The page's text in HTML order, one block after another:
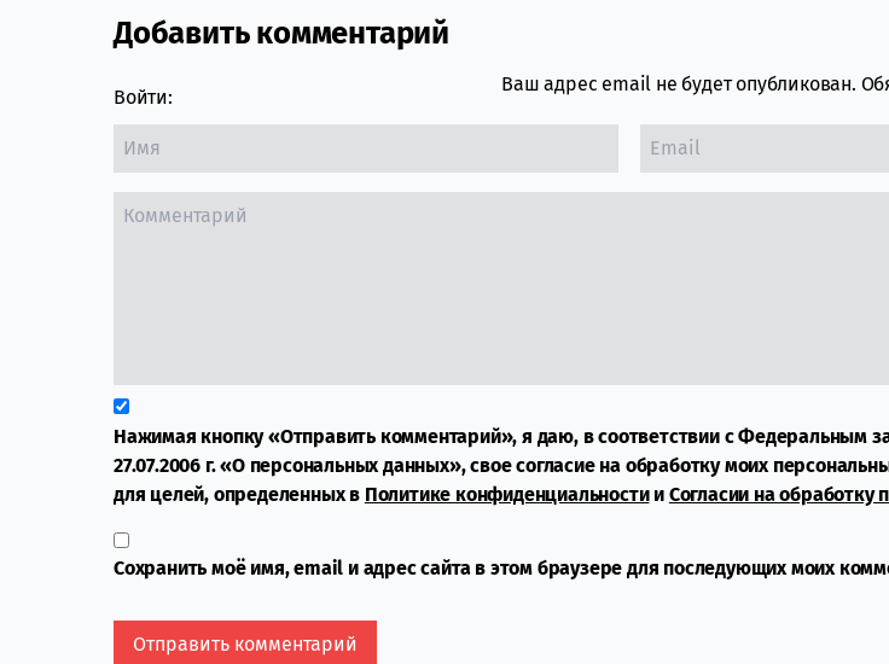
Comment section
Добавить комментарий
Войти:
Ваш адрес email не будет опубликован.
Нажимая кнопку «Отправить комментарий», я даю, в соответствии с Федеральным
27.07.2006 г. «О персональных данных», свое согласие на обработку моих
для целей, определенных в Политике конфиденциальностии Согласии на обработку
Сохранить моё имя, email и адрес сайта в этом браузере для последующих моих